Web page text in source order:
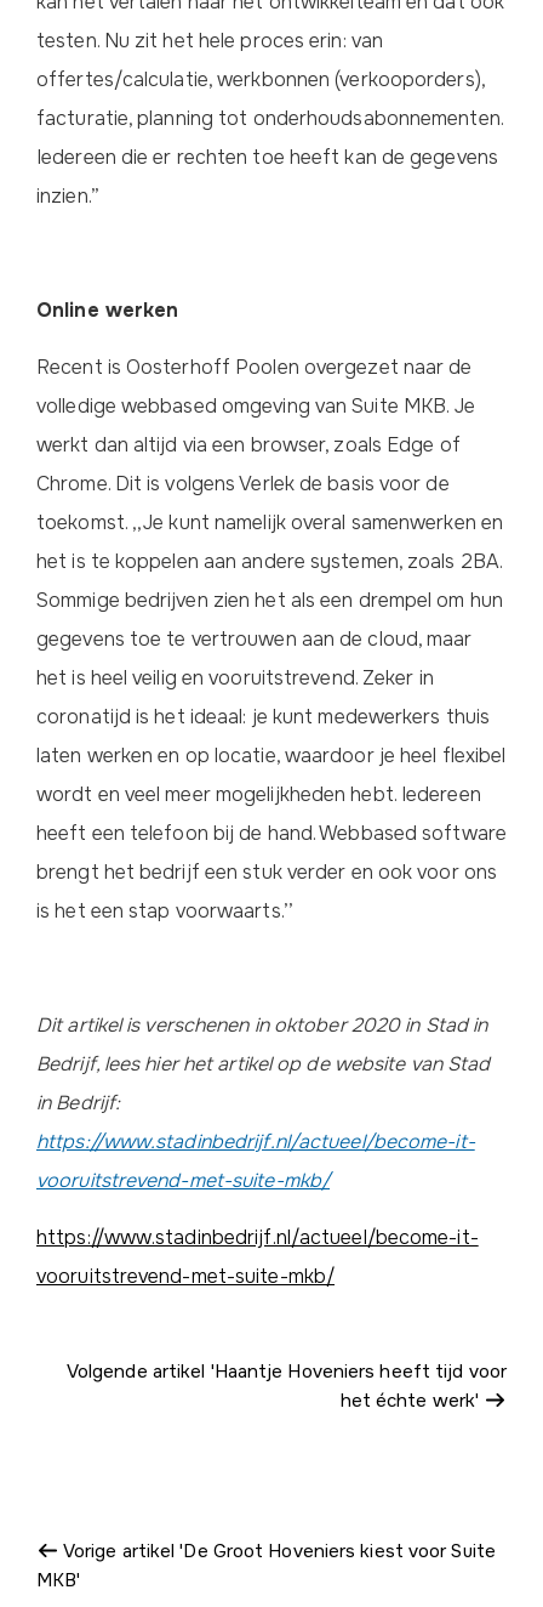
testen. Nu zit het hele proces erin: van
offertes/calculatie, werkbonnen (verkooporders),
facturatie, planning tot onderhoudsabonnementen.
Iedereen die er rechten toe heeft kan de gegevens
inzien.”
Online werken
Recent is Oosterhoff Poolen overgezet naar de
volledige webbased omgeving van Suite MKB. Je
werkt dan altijd via een browser, zoals Edge of
Chrome. Dit is volgens Verlek de basis voor de
toekomst. ,,Je kunt namelijk overal samenwerken en
het is te koppelen aan andere systemen, zoals 2BA.
Sommige bedrijven zien het als een drempel om hun
gegevens toe te vertrouwen aan de cloud, maar
het is heel veilig en vooruitstrevend. Zeker in
coronatijd is het ideaal: je kunt medewerkers thuis
laten werken en op locatie, waardoor je heel flexibel
wordt en veel meer mogelijkheden hebt. Iedereen
heeft een telefoon bij de hand. Webbased software
brengt het bedrijf een stuk verder en ook voor ons
is het een stap voorwaarts.’’
Dit artikel is verschenen in oktober 2020 in Stad in
Bedrijf, lees hier het artikel op de website van Stad
in Bedrijf:
https://www.stadinbedrijf.nl/actueel/become-it-
vooruitstrevend-met-suite-mkb/
https://www.stadinbedrijf.nl/actueel/become-it-
vooruitstrevend-met-suite-mkb/
Volgende artikel 'Haantje Hoveniers heeft tijd voor
het échte werk'
Vorige artikel 'De Groot Hoveniers kiest voor Suite
MKB'